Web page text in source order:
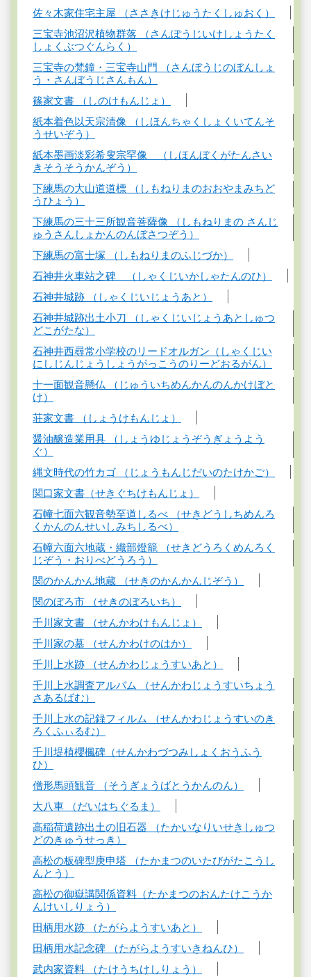
佐々木家住宅主屋 （ささきけじゅうたくしゅおく）
三宝寺池沼沢植物群落 （さんぽうじいけしょうたく
しょくぶつぐんらく）
三宝寺の梵鐘・三宝寺山門 （さんぼうじのぼんしょ
う・さんぼうじさんもん）
篠家文書 （しのけもんじょ）
紙本着色以天宗清像 （しほんちゃくしょくいてんそ
うせいぞう）
紙本墨画淡彩希叟宗罕像 （しほんぼくがたんさい
きそうそうかんぞう）
下練馬の大山道道標 （しもねりまのおおやまみちど
うひょう）
下練馬の三十三所観音菩薩像 （しもねりまの さんじ
ゅうさんしょかんのんぼさつぞう）
下練馬の富士塚 （しもねりまのふじづか）
石神井火車站之碑 （しゃくじいかしゃたんのひ）
石神井城跡 （しゃくじいじょうあと）
石神井城跡出土小刀 （しゃくじいじょうあとしゅつ
どこがたな）
石神井西尋常小学校のリードオルガン（しゃくじい
にしじんじょうしょうがっこうのりーどおるがん）
十一面観音懸仏 （じゅういちめんかんのんかけぼと
け）
荘家文書 （しょうけもんじょ）
醤油醸造業用具 （しょうゆじょうぞうぎょうよう
ぐ）
縄文時代の竹カゴ （じょうもんじだいのたけかご）
関口家文書（せきぐちけもんじょ）
石幢七面六観音勢至道しるべ （せきどうしちめんろ
くかんのんせいしみちしるべ）
石幢六面六地蔵・織部燈籠 （せきどうろくめんろく
じぞう・おりべどうろう）
関のかんかん地蔵 （せきのかんかんじぞう）
関のぼろ市 （せきのぼろいち）
千川家文書 （せんかわけもんじょ）
千川家の墓 （せんかわけのはか）
千川上水跡 （せんかわじょうすいあと）
千川上水調査アルバム （せんかわじょうすいちょう
さあるばむ）
千川上水の記録フィルム （せんかわじょうすいのき
ろくふぃるむ）
千川堤植櫻楓碑（せんかわづつみしょくおうふう
ひ）
僧形馬頭観音 （そうぎょうばとうかんのん）
大八車 （だいはちぐるま）
高稲荷遺跡出土の旧石器 （たかいなりいせきしゅつ
どのきゅうせっき）
高松の板碑型庚申塔 （たかまつのいたびがたこうし
んとう）
高松の御嶽講関係資料（たかまつのおんたけこうか
んけいしりょう）
田柄用水跡 （たがらようすいあと）
田柄用水記念碑 （たがらようすいきねんひ）
武内家資料 （たけうちけしりょう）